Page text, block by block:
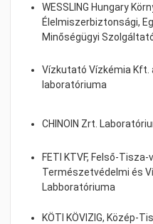
WESSLING Hungary
Élelmiszerbiztonsági,
Minőségügyi
Vízkutató Vízkémia Kft.
laboratóriuma
CHINOIN Zrt.
FETI KTVF, Felső-
Természetvédelmi és
Labboratóriuma
KÖTI KÖVIZIG, Közép-